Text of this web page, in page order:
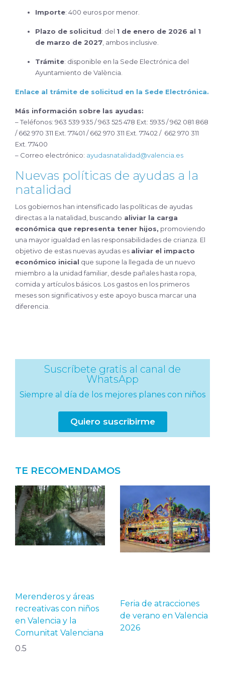
Importe: 400 euros por menor.
Plazo de solicitud: del 1 de enero de 2026 al 1
de marzo de 2027, ambos inclusive.
Trámite: disponible en la Sede Electrónica del
Ayuntamiento de València.
Enlace al trámite de solicitud en la Sede Electrónica.
Más información sobre las ayudas:
– Teléfonos: 963 539 935 / 963 525 478 Ext: 5935 / 962 081 868
/ 662 970 311 Ext. 77401 / 662 970 311 Ext. 77402 / 662 970 311
Ext. 77400
– Correo electrónico: ayudasnatalidad@valencia.es
Nuevas políticas de ayudas a la
natalidad
Los gobiernos han intensificado las políticas de ayudas
directas a la natalidad, buscando aliviar la carga
económica que representa tener hijos, promoviendo
una mayor igualdad en las responsabilidades de crianza. El
objetivo de estas nuevas ayudas es aliviar el impacto
económico inicial que supone la llegada de un nuevo
miembro a la unidad familiar, desde pañales hasta ropa,
comida y artículos básicos. Los gastos en los primeros
meses son significativos y este apoyo busca marcar una
diferencia.
Suscríbete gratis al canal de
WhatsApp
Siempre al día de los mejores planes con niños
Quiero suscribirme
TE RECOMENDAMOS
Merenderos y áreas
recreativas con niños
en Valencia y la
Comunitat Valenciana
Feria de atracciones
de verano en Valencia
2026